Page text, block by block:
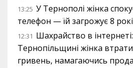
13:25 У Тернополі жінка
телефон — їй загрожує 8
12:31 Шахрайство в
Тернопільщині жінка
гривень, намагаючись